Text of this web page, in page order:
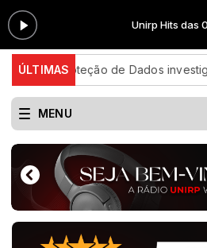
Unirp Hits das
ÚLTIMAS
Proteção de Dados investiga
MENU